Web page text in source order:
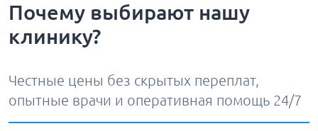
Почему выбирают нашу
клинику?
Честные цены без скрытых переплат,
опытные врачи и оперативная помощь 24/7